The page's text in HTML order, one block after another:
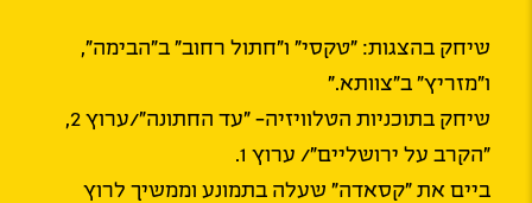
שיחק בהצגות: "טקסי" ו"חתול רחוב" ב"הבימה",
ו"מזריץ" ב"צוותא."
שיחק בתוכניות הטלוויזיה- "עד החתונה"/ערוץ 2,
"הקרב על ירושליים"/ ערוץ 1.
ביים את "קסאדה" שעלה בתמונע וממשיך לרוץ